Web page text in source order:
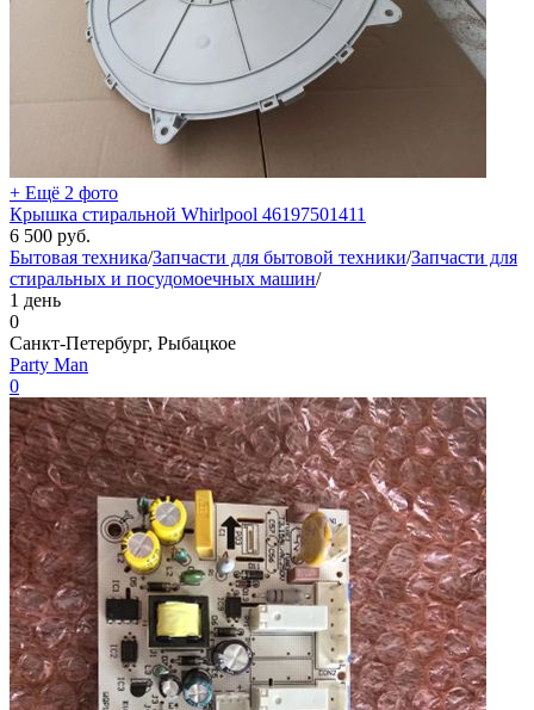
+ Ещё 2 фото
Крышка стиральной Whirlpool 46197501411
6 500 руб.
Бытовая техника/Запчасти для бытовой техники/Запчасти для
стиральных и посудомоечных машин/
1 день
0
Санкт-Петербург, Рыбацкое
Party Man
0